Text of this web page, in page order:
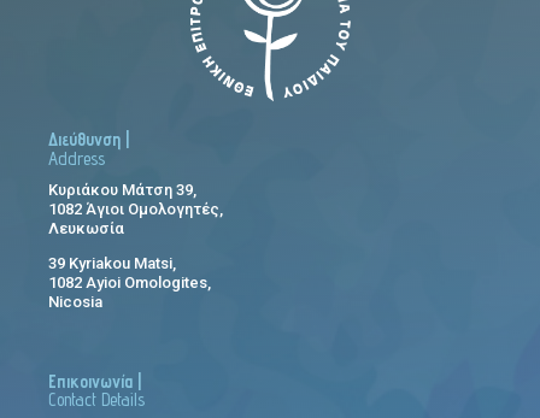
Διεύθυνση |
Address
Κυριάκου Μάτση 39,
1082 Άγιοι Ομολογητές,
Λευκωσία
39 Kyriakou Matsi,
1082 Ayioi Omologites,
Nicosia
Επικοινωνία |
Contact Details